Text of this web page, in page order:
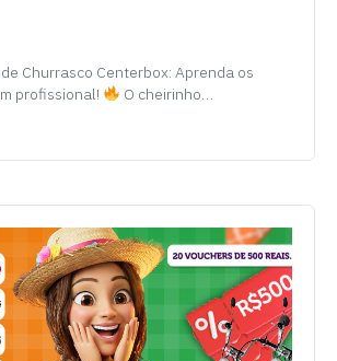
de Churrasco Centerbox: Aprenda os
profissional!
O cheirinho…